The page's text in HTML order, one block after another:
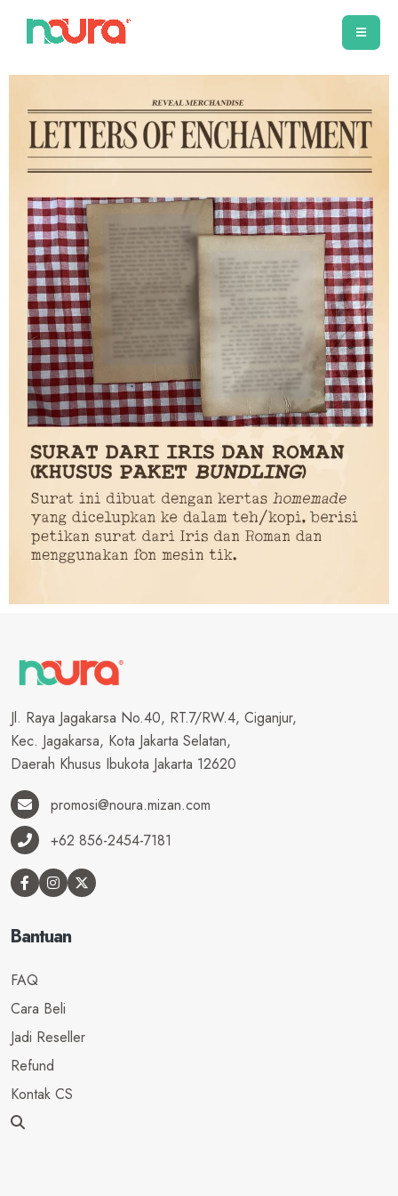
Jl. Raya Jagakarsa No.40, RT.7/RW.4, Ciganjur,
Kec. Jagakarsa, Kota Jakarta Selatan,
Daerah Khusus Ibukota Jakarta 12620
promosi@noura.mizan.com
+62 856-2454-7181
Bantuan
FAQ
Cara Beli
Jadi Reseller
Refund
Kontak CS